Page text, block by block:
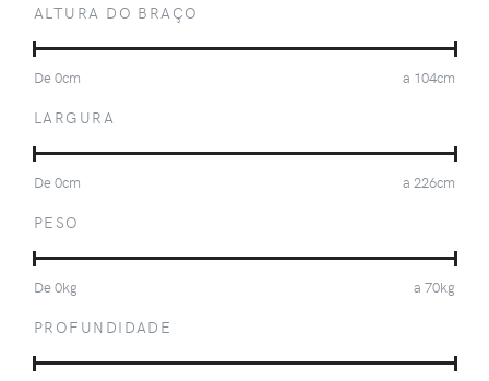
ALTURA DO BRAÇO
De0cm a 104cm
LARGURA
De0cm a 226cm
PESO
De0kg a 70kg
PROFUNDIDADE